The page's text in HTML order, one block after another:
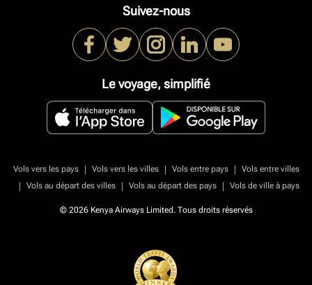
Suivez-nous
Le voyage, simplifié
Vols vers les pays | Vols vers les villes | Vols entre pays |
Vols entre villes
|
Vols au départ des villes | Vols au départ des pays | Vols de ville à pays
© 2026 Kenya Airways Limited. Tous droits réservés